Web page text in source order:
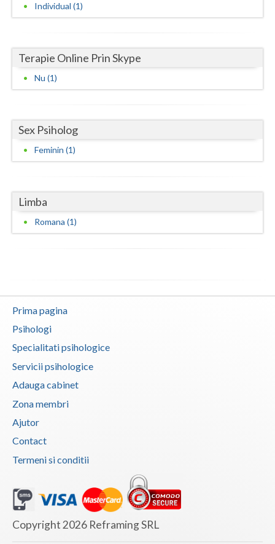
Mures
Olt
Prahova
Satu-Mare
Sibiu
Teleorman
Vrancea
Individual (1)
Terapie Online Prin Skype
Nu (1)
Sex Psiholog
Feminin (1)
Limba
Romana (1)
Prima pagina
Psihologi
Specialitati psihologice
Servicii psihologice
Adauga cabinet
Zona membri
Ajutor
Contact
Termeni si conditii
Copyright 2026 Reframing SRL